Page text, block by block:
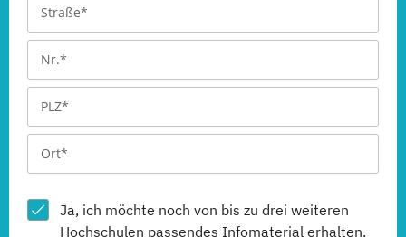
Ja, ich möchte noch von bis zu drei weiteren
Hochschulen passendes Infomaterial erhalten.